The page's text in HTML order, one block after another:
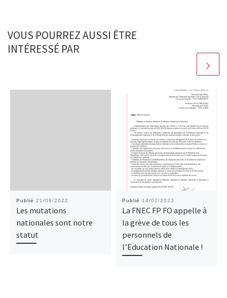
VOUS POURREZ AUSSI ÊTRE
INTÉRESSÉ PAR
Publié 21/09/2022
Les mutations
nationales sont notre
statut
Publié 14/02/2023
La FNEC FP FO appelle à
la grève de tous les
personnels de
l’Education Nationale !